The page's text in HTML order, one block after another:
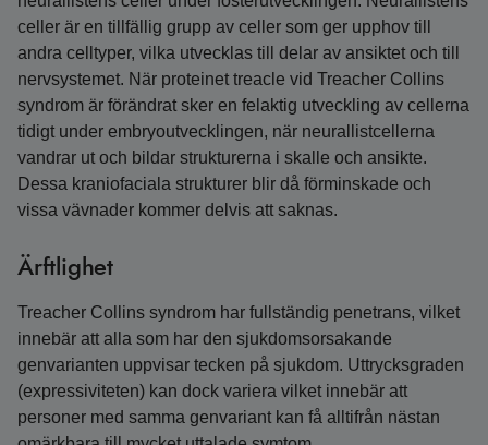
celler är en tillfällig grupp av celler som ger upphov till
andra celltyper, vilka utvecklas till delar av ansiktet och till
nervsystemet. När proteinet treacle vid Treacher Collins
syndrom är förändrat sker en felaktig utveckling av cellerna
tidigt under embryoutvecklingen, när neurallistcellerna
vandrar ut och bildar strukturerna i skalle och ansikte.
Dessa kraniofaciala strukturer blir då förminskade och
vissa vävnader kommer delvis att saknas.
Ärftlighet
Treacher Collins syndrom har fullständig penetrans, vilket
innebär att alla som har den sjukdomsorsakande
genvarianten uppvisar tecken på sjukdom. Uttrycksgraden
(expressiviteten) kan dock variera vilket innebär att
personer med samma genvariant kan få alltifrån nästan